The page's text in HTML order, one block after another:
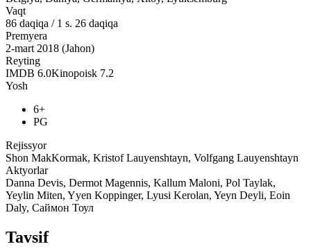
Vaqt
86 daqiqa / 1 s. 26 daqiqa
Premyera
2-mart 2018 (Jahon)
Reyting
IMDB 6.0Kinopoisk 7.2
Yosh
6+
PG
Rejissyor
Shon MakKormak, Kristof Lauyenshtayn, Volfgang Lauyenshtayn
Aktyorlar
Danna Devis, Dermot Magennis, Kallum Maloni, Pol Taylak,
Yeylin Miten, Yyen Koppinger, Lyusi Kerolan, Yeyn Deyli, Eoin
Daly, Саймон Тоул
Tavsif